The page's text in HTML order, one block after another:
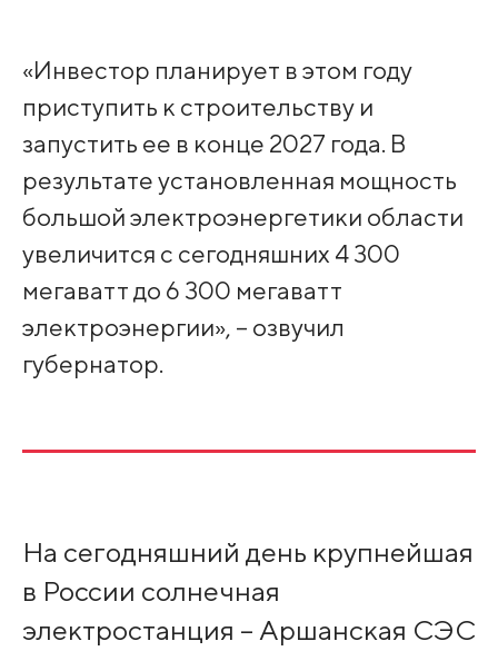
«Инвестор планирует в этом году
приступить к строительству и
запустить ее в конце 2027 года. В
результате установленная мощность
большой электроэнергетики области
увеличится с сегодняшних 4 300
мегаватт до 6 300 мегаватт
электроэнергии», – озвучил
губернатор.
На сегодняшний день крупнейшая
в России солнечная
электростанция – Аршанская СЭС